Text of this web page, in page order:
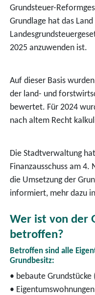
Grundsteuer-
Grundlage hat das
2025 anzuwenden ist.
Auf dieser Basis
der land- und
bewertet. Für 2024
nach altem Recht
Die Stadtverwaltung
Finanzausschuss am
die Umsetzung der
informiert, mehr dazu
Wer ist von der
betroffen?
Betroffen sind alle
Grundbesitz:
• bebaute Grundstücke
•